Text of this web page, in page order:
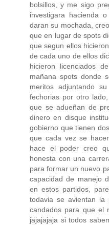
bolsillos, y me sigo
investigara hacienda
daran su mochada,
que en lugar de spots
que segun ellos
de cada uno de ellos
hicieron licenciados
mañana spots donde
meritos adjuntando
fechorias por otro
que se adueñan de
dinero en disque
gobierno que tienen
que cada vez se
hace el poder creo
honesta con una
para formar un nuevo
capacidad de manejo
en estos partidos,
todavia se avientan la
candados para que el
jajajajaja si todos